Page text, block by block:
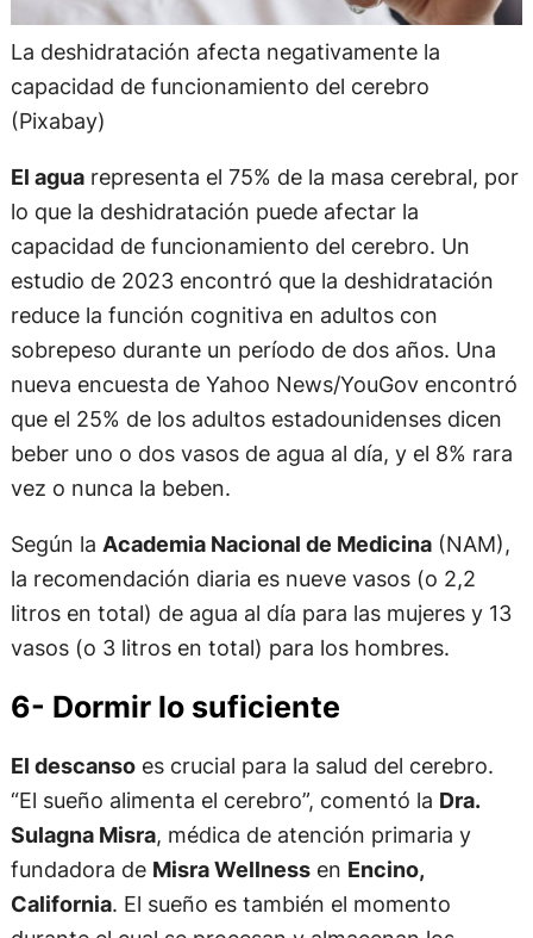
La deshidratación afecta negativamente la
capacidad de funcionamiento del cerebro
(Pixabay)
El aguarepresenta el 75% de la masa cerebral, por
lo que la deshidratación puede afectar la
capacidad de funcionamiento del cerebro. Un
estudio de 2023 encontró que la deshidratación
reduce la función cognitiva en adultos con
sobrepeso durante un período de dos años. Una
nueva encuesta de Yahoo News/YouGov encontró
que el 25% de los adultos estadounidenses dicen
beber uno o dos vasos de agua al día, y el 8% rara
vez o nunca la beben.
Según la Academia Nacional de Medicina(NAM),
la recomendación diaria es nueve vasos (o 2,2
litros en total) de agua al día para las mujeres y 13
vasos (o 3 litros en total) para los hombres.
6- Dormir lo suficiente
El descansoes crucial para la salud del cerebro.
“El sueño alimenta el cerebro”, comentó la Dra.
Sulagna Misra, médica de atención primaria y
fundadora de Misra Wellnessen Encino,
California. El sueño es también el momento